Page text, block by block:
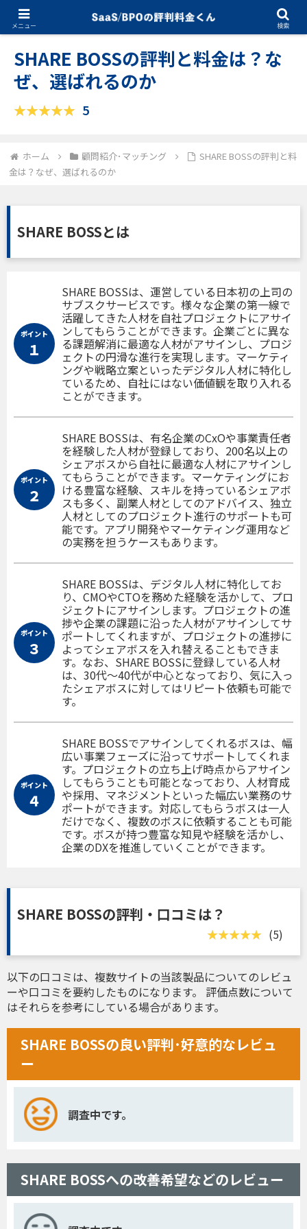
顧問紹介･マッチング 01.30.2025
SHARE BOSSの評判と料金は？な
ぜ、選ばれるのか
5
ホーム 顧問紹介･マッチング
SHARE BOSSの評判と料
金は？なぜ、選ばれるのか
SHARE BOSSとは
ポイント
１
SHARE BOSSは、運営している日本初の上司の
サブスクサービスです。様々な企業の第一線で
活躍してきた人材を自社プロジェクトにアサイ
ンしてもらうことができます。企業ごとに異な
る課題解消に最適な人材がアサインし、プロジ
ェクトの円滑な進行を実現します。マーケティ
ングや戦略立案といったデジタル人材に特化し
ているため、自社にはない価値観を取り入れる
ことができます。
ポイント
２
SHARE BOSSは、有名企業のCxOや事業責任者
を経験した人材が登録しており、200名以上の
シェアボスから自社に最適な人材にアサインし
てもらうことができます。マーケティングにお
ける豊富な経験、スキルを持っているシェアボ
スも多く、副業人材としてのアドバイス、独立
人材としてのプロジェクト進行のサポートも可
能です。アプリ開発やマーケティング運用など
の実務を担うケースもあります。
ポイント
３
SHARE BOSSは、デジタル人材に特化してお
り、CMOやCTOを務めた経験を活かして、プロ
ジェクトにアサインします。プロジェクトの進
捗や企業の課題に沿った人材がアサインしてサ
ポートしてくれますが、プロジェクトの進捗に
よってシェアボスを入れ替えることもできま
す。なお、SHARE BOSSに登録している人材
は、30代〜40代が中心となっており、気に入っ
たシェアボスに対してはリピート依頼も可能で
す。
ポイント
４
SHARE BOSSでアサインしてくれるボスは、幅
広い事業フェーズに沿ってサポートしてくれま
す。プロジェクトの立ち上げ時点からアサイン
してもらうことも可能となっており、人材育成
や採用、マネジメントといった幅広い業務のサ
ポートができます。対応してもらうボスは一人
だけでなく、複数のボスに依頼することも可能
です。ボスが持つ豊富な知見や経験を活かし、
企業のDXを推進していくことができます。
SHARE BOSSの評判・口コミは？
(5)
以下の口コミは、複数サイトの当該製品についてのレビュ
ーや口コミを要約したものになります。 評価点数について
はそれらを参考にしている場合があります。
SHARE BOSSの良い評判･好意的なレビュ
ー
調査中です。
SHARE BOSSへの改善希望などのレビュー
メニュー 検索